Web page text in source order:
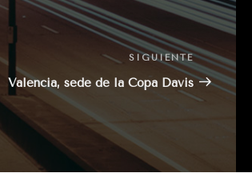
Siguiente
entrada
SIGUIENTE
Valencia, sede de la Copa Davis